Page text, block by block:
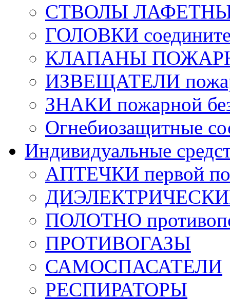
СТВОЛЫ
ГОЛОВКИ
КЛАПАНЫ
ИЗВЕЩАТЕЛИ
ЗНАКИ пожарной
Огнебиозащитные
Индивидуальные
АПТЕЧКИ первой
ДИЭЛЕКТРИЧЕСКИЕ
ПОЛОТНО
ПРОТИВОГАЗЫ
САМОСПАСАТЕЛИ
РЕСПИРАТОРЫ